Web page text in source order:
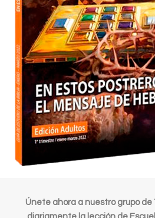
Únete ahora a nuestro grupo